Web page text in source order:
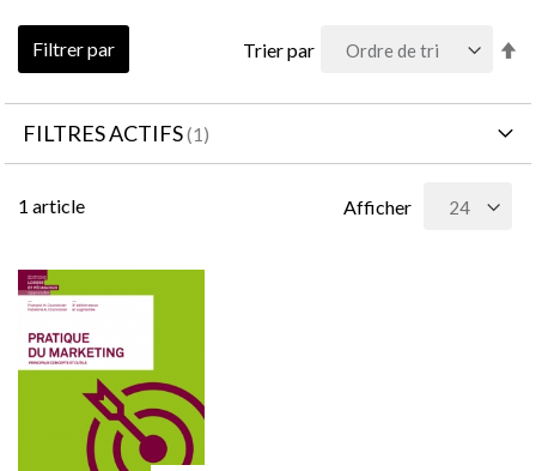
1 article Afficher
Trier par
Filtrer par
FILTRES ACTIFS